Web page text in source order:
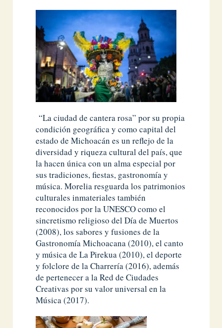
“La ciudad de cantera rosa” por su propia
condición geográfica y como capital del
estado de Michoacán es un reflejo de la
diversidad y riqueza cultural del país, que
la hacen única con un alma especial por
sus tradiciones, fiestas, gastronomía y
música. Morelia resguarda los patrimonios
culturales inmateriales también
reconocidos por la UNESCO como el
sincretismo religioso del Día de Muertos
(2008), los sabores y fusiones de la
Gastronomía Michoacana (2010), el canto
y música de La Pirekua (2010), el deporte
y folclore de la Charrería (2016), además
de pertenecer a la Red de Ciudades
Creativas por su valor universal en la
Música (2017).